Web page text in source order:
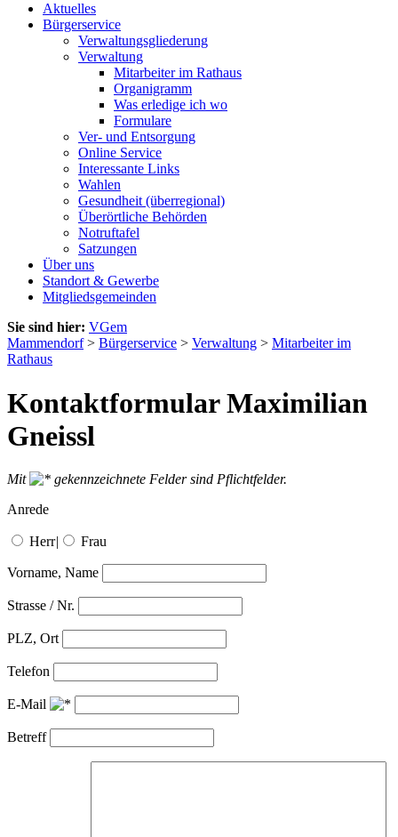
Aktuelles
Bürgerservice
Verwaltungsgliederung
Verwaltung
Mitarbeiter im Rathaus
Organigramm
Was erledige ich wo
Formulare
Ver- und Entsorgung
Online Service
Interessante Links
Wahlen
Gesundheit (überregional)
Überörtliche Behörden
Notruftafel
Satzungen
Über uns
Standort & Gewerbe
Mitgliedsgemeinden
Sie sind hier: VGem
Mammendorf> Bürgerservice > Verwaltung > Mitarbeiter im
Rathaus
Kontaktformular Maximilian
Gneissl
Mit
gekennzeichnete Felder sind Pflichtfelder.
Anrede
Herr| Frau
Vorname, Name
Strasse / Nr.
PLZ, Ort
Telefon
E-Mail
Betreff